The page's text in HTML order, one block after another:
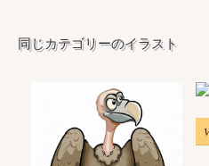
同じカテゴリーのイラスト